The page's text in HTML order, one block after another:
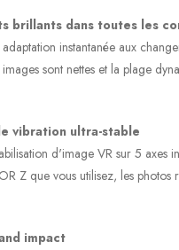
brillants dans toutes les
instantanée aux
sont nettes et la plage
vibration ultra-stable
d'image VR sur 5 axes
Z que vous utilisez, les photos
impact